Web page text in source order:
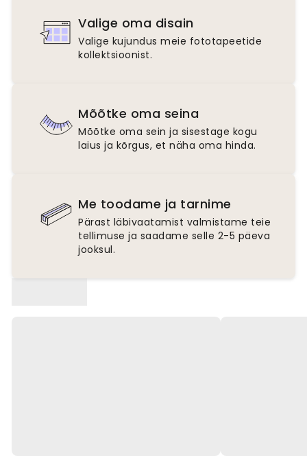
Valige oma disain
Valige kujundus meie fototapeetide
kollektsioonist.
Mõõtke oma seina
Mõõtke oma sein ja sisestage kogu
laius ja kõrgus, et näha oma hinda.
Me toodame ja tarnime
Pärast läbivaatamist valmistame teie
tellimuse ja saadame selle 2-5 päeva
jooksul.